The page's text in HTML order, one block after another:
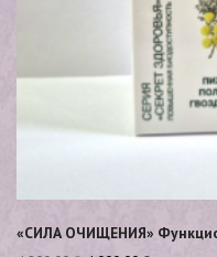
«СИЛА ОЧИЩЕНИЯ»